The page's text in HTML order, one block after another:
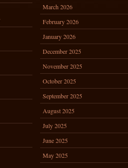
March 2026
February 2026
January 2026
December 2025
November 2025
October 2025
September 2025
August 2025
July 2025
June 2025
May 2025